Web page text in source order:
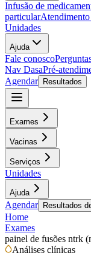
Infusão de
particular
Unidades
Ajuda
Fale conosco
Nav DasaPré-
Agendar
Resultados
Exames
Vacinas
Serviços
Unidades
Ajuda
Agendar Resultados
Home
Exames
painel de fusões ntrk
Análises clínicas